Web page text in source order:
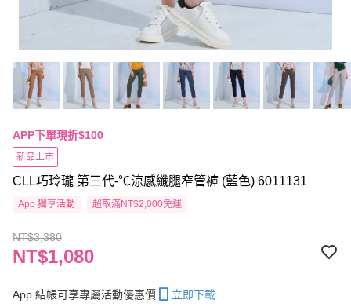
APP下單現折$100
新品上市
CLL巧玲瓏 第三代-℃涼感纖腿窄管褲 (藍色) 6011131
App 獨享活動 超取滿NT$2,000免運
NT$3,380
NT$1,080
App 結帳可享專屬活動優惠價 立即下載